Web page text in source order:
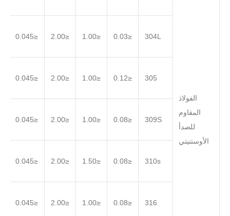
الفولاذ
المقاوم
للصدأ
الأوستنيتي
304L
≤0.03
≤1.00
≤2.00
≤0.045
305
≤0.12
≤1.00
≤2.00
≤0.045
309S
≤0.08
≤1.00
≤2.00
≤0.045
310s
≤0.08
≤1.50
≤2.00
≤0.045
316
≤0.08
≤1.00
≤2.00
≤0.045